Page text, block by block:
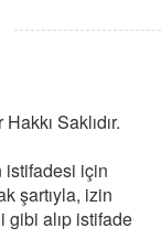
Saklıdır.
istifadesi için
şartıyla, izin
gibi alıp istifade